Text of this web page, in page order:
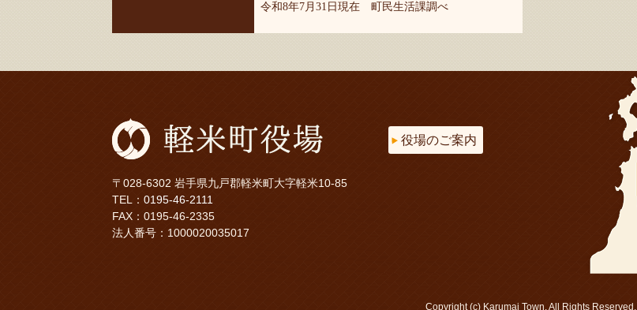
令和8年7月31日現在 町民生活課調べ
〒028-6302 岩手県九戸郡軽米町大字軽米10-85
TEL： 0195-46-2111
FAX：0195-46-2335
法人番号：1000020035017
役場のご案内
Copyright (c) Karumai Town. All Rights Reserved.